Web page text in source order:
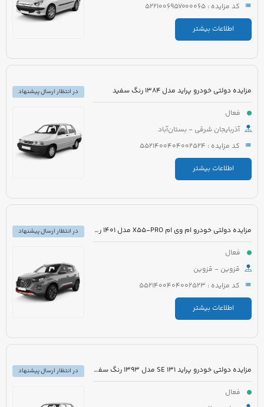
کد مزایده : 5221006957000065
اطلاعات بیشتر
مزایده دولتی خودرو پراید مدل 1384 رنگ سفید
فعال
آذربایجان شرقی - بستان‌آباد
کد مزایده : 5521400404002524
اطلاعات بیشتر
در انتظار ارسال پیشنهاد
مزایده دولتی خودرو ام وی ام X55-PRO مدل 1401 رنگ مشکی متالیک
فعال
قزوین - قزوین
کد مزایده : 5521400404002523
اطلاعات بیشتر
در انتظار ارسال پیشنهاد
مزایده دولتی خودرو پراید 131 SE مدل 1393 رنگ سفید روغنی
فعال
در انتظار ارسال پیشنهاد